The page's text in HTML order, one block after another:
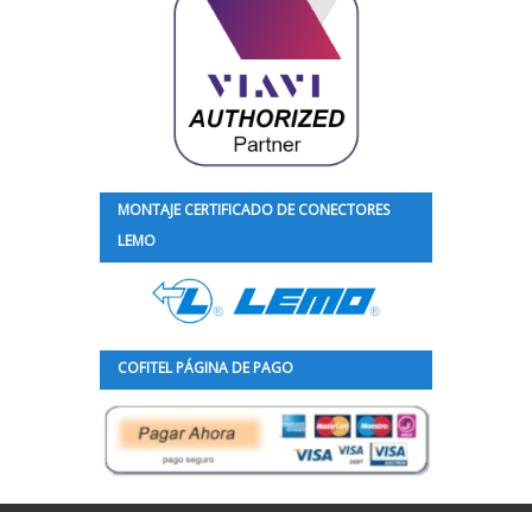
MONTAJE CERTIFICADO DE CONECTORES
LEMO
COFITEL PÁGINA DE PAGO